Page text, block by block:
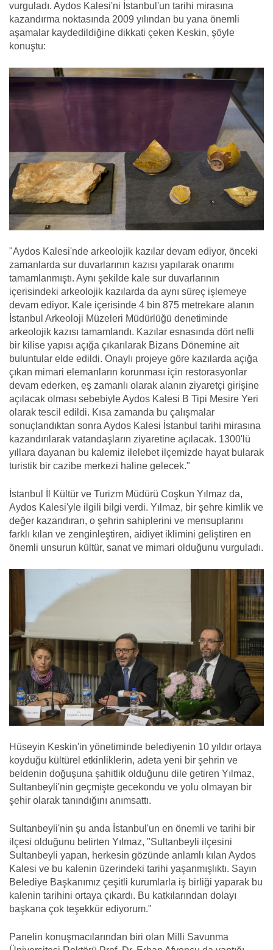
vurguladı. Aydos Kalesi'ni İstanbul'un tarihi mirasına
kazandırma noktasında 2009 yılından bu yana önemli
aşamalar kaydedildiğine dikkati çeken Keskin, şöyle
konuştu:
"Aydos Kalesi'nde arkeolojik kazılar devam ediyor, önceki
zamanlarda sur duvarlarının kazısı yapılarak onarımı
tamamlanmıştı. Aynı şekilde kale sur duvarlarının
içerisindeki arkeolojik kazılarda da aynı süreç işlemeye
devam ediyor. Kale içerisinde 4 bin 875 metrekare alanın
İstanbul Arkeoloji Müzeleri Müdürlüğü denetiminde
arkeolojik kazısı tamamlandı. Kazılar esnasında dört nefli
bir kilise yapısı açığa çıkarılarak Bizans Dönemine ait
buluntular elde edildi. Onaylı projeye göre kazılarda açığa
çıkan mimari elemanların korunması için restorasyonlar
devam ederken, eş zamanlı olarak alanın ziyaretçi girişine
açılacak olması sebebiyle Aydos Kalesi B Tipi Mesire Yeri
olarak tescil edildi. Kısa zamanda bu çalışmalar
sonuçlandıktan sonra Aydos Kalesi İstanbul tarihi mirasına
kazandırılarak vatandaşların ziyaretine açılacak. 1300'lü
yıllara dayanan bu kalemiz ilelebet ilçemizde hayat bularak
turistik bir cazibe merkezi haline gelecek."
İstanbul İl Kültür ve Turizm Müdürü Coşkun Yılmaz da,
Aydos Kalesi'yle ilgili bilgi verdi. Yılmaz, bir şehre kimlik ve
değer kazandıran, o şehrin sahiplerini ve mensuplarını
farklı kılan ve zenginleştiren, aidiyet iklimini geliştiren en
önemli unsurun kültür, sanat ve mimari olduğunu vurguladı.
Hüseyin Keskin'in yönetiminde belediyenin 10 yıldır ortaya
koyduğu kültürel etkinliklerin, adeta yeni bir şehrin ve
beldenin doğuşuna şahitlik olduğunu dile getiren Yılmaz,
Sultanbeyli'nin geçmişte gecekondu ve yolu olmayan bir
şehir olarak tanındığını anımsattı.
Sultanbeyli'nin şu anda İstanbul'un en önemli ve tarihi bir
ilçesi olduğunu belirten Yılmaz, "Sultanbeyli ilçesini
Sultanbeyli yapan, herkesin gözünde anlamlı kılan Aydos
Kalesi ve bu kalenin üzerindeki tarihi yaşanmışlıktı. Sayın
Belediye Başkanımız çeşitli kurumlarla iş birliği yaparak bu
kalenin tarihini ortaya çıkardı. Bu katkılarından dolayı
başkana çok teşekkür ediyorum."
Panelin konuşmacılarından biri olan Milli Savunma